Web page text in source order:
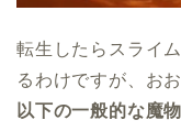
転生したらスライ
るわけですが、お
以下の一般的な魔